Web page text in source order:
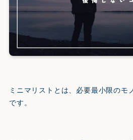
ミニマリストとは、必要最小限のモ
です。